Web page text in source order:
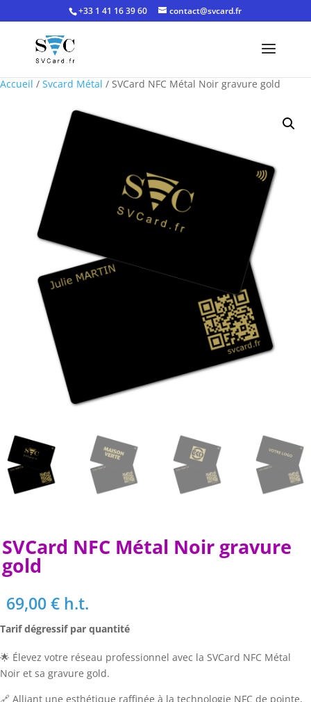
+33 1 41 16 39 60 contact@svcard.fr
Accueil / Svcard Métal / SVCard NFC Métal Noir gravure gold
SVCard NFC Métal Noir gravure
gold
69,00€ h.t.
Tarif dégressif par quantité
🌟 Élevez votre réseau professionnel avec la SVCard NFC Métal
Noir et sa gravure gold.
🔗 Alliant une esthétique raffinée à la technologie NFC de pointe,